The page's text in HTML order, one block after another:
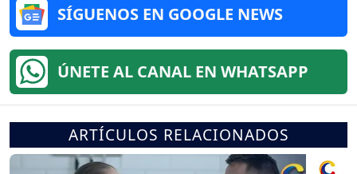
SÍGUENOS EN GOOGLE NEWS
ÚNETE AL CANAL EN WHATSAPP
ARTÍCULOS RELACIONADOS